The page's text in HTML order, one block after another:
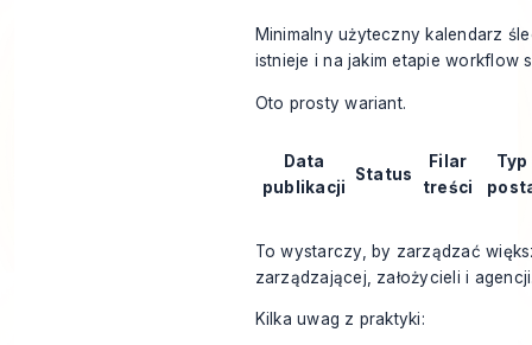
Minimalny użyteczny kalendarz
istnieje i na jakim etapie workflow
Oto prosty wariant.
Data
publikacji
Status
Filar
treści
Typ
To wystarczy, by zarządzać
zarządzającej, założycieli i
Kilka uwag z praktyki: